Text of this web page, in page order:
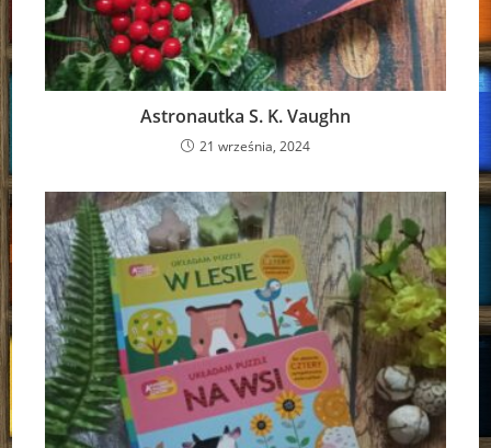
Astronautka S. K. Vaughn
21 września, 2024